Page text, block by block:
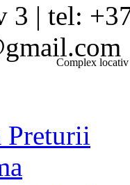
Complex
3 | tel:
Preturii